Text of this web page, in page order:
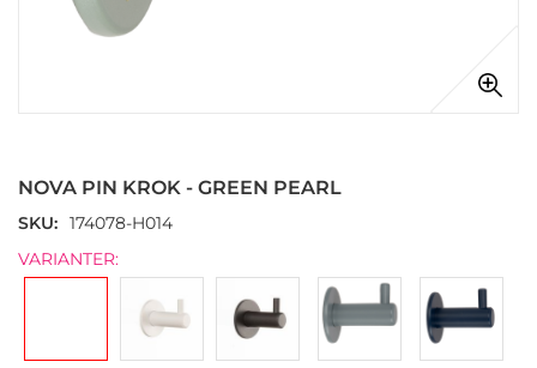
av
bildgalleriet
NOVA PIN KROK - GREEN PEARL
SKU
174078-H014
VARIANTER: